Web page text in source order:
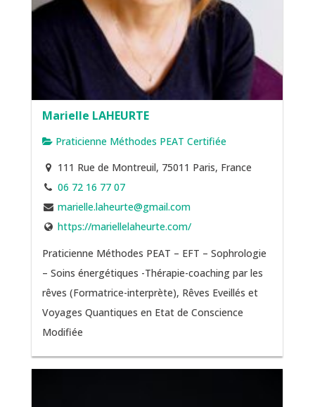
Marielle LAHEURTE
Praticienne Méthodes PEAT Certifiée
111 Rue de Montreuil, 75011 Paris, France
06 72 16 77 07
marielle.laheurte@gmail.com
https://mariellelaheurte.com/
Praticienne Méthodes PEAT – EFT – Sophrologie
– Soins énergétiques -Thérapie-coaching par les
rêves (Formatrice-interprète), Rêves Eveillés et
Voyages Quantiques en Etat de Conscience
Modifiée